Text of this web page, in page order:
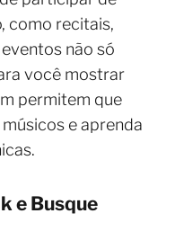
como recitais,
não só
você mostrar
permitem que
e aprenda
e Busque